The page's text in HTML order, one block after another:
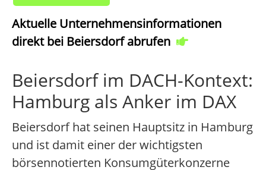
Aktuelle Unternehmensinformationen
direkt bei Beiersdorf abrufen
Beiersdorf im DACH-Kontext:
Hamburg als Anker im DAX
Beiersdorf hat seinen Hauptsitz in Hamburg
und ist damit einer der wichtigsten
börsennotierten Konsumgüterkonzerne